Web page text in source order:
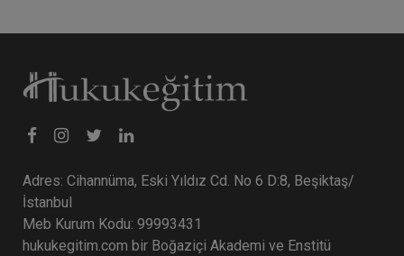
300 TL Sepete Ekle
Adres: Cihannüma, Eski Yıldız Cd. No 6 D:8, Beşiktaş/
İstanbul
Meb Kurum Kodu: 99993431
hukukegitim.com bir Boğaziçi Akademi ve Enstitü